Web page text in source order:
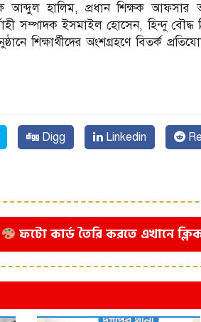
হালিম, প্রধান শিক্ষক আফসার
সম্পাদক ইসমাইল হোসেন, হিন্দু
শিক্ষার্থীদের অংশগ্রহণে বিতর্ক
Digg Linkedin
ফটো কার্ড তৈরি করতে এখানে